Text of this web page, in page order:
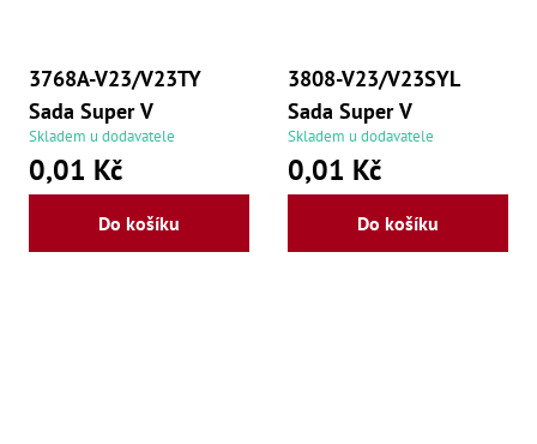
3768A-V23/V23TY
Sada Super V
Skladem u dodavatele
0,01 Kč
Do košíku
3808-V23/V23SYL
Sada Super V
Skladem u dodavatele
0,01 Kč
Do košíku